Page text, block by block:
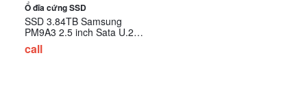
Ổ đĩa cứng SSD
SSD 3.84TB Samsung
PM9A3 2.5 inch Sata U.2
NVMe Gen4 MZ-QL23T800
call